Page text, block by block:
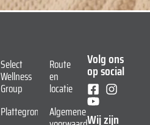
Select
Wellness
Group
Plattegrond
Route
en
locatie
Algemene
Volg ons
op social
Wij zijn